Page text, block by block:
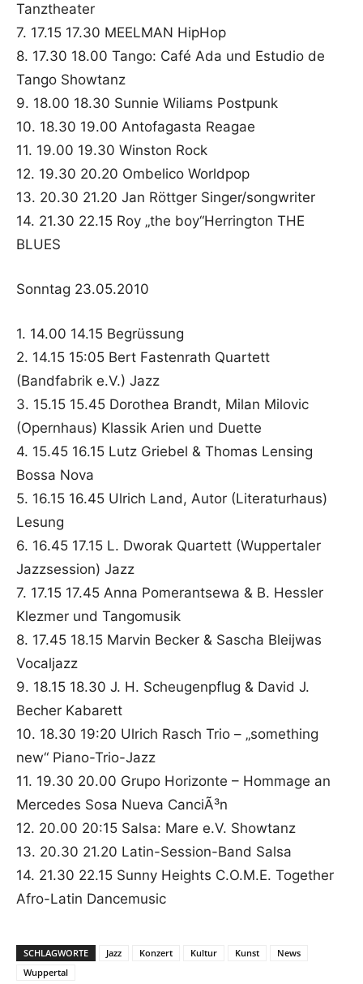
Tanztheater
7. 17.15 17.30 MEELMAN HipHop
8. 17.30 18.00 Tango: Café Ada und Estudio de
Tango Showtanz
9. 18.00 18.30 Sunnie Wiliams Postpunk
10. 18.30 19.00 Antofagasta Reagae
11. 19.00 19.30 Winston Rock
12. 19.30 20.20 Ombelico Worldpop
13. 20.30 21.20 Jan Röttger Singer/songwriter
14. 21.30 22.15 Roy „the boy“Herrington THE
BLUES
Sonntag 23.05.2010
1. 14.00 14.15 Begrüssung
2. 14.15 15:05 Bert Fastenrath Quartett
(Bandfabrik e.V.) Jazz
3. 15.15 15.45 Dorothea Brandt, Milan Milovic
(Opernhaus) Klassik Arien und Duette
4. 15.45 16.15 Lutz Griebel & Thomas Lensing
Bossa Nova
5. 16.15 16.45 Ulrich Land, Autor (Literaturhaus)
Lesung
6. 16.45 17.15 L. Dworak Quartett (Wuppertaler
Jazzsession) Jazz
7. 17.15 17.45 Anna Pomerantsewa & B. Hessler
Klezmer und Tangomusik
8. 17.45 18.15 Marvin Becker & Sascha Bleijwas
Vocaljazz
9. 18.15 18.30 J. H. Scheugenpflug & David J.
Becher Kabarett
10. 18.30 19:20 Ulrich Rasch Trio – „something
new“ Piano-Trio-Jazz
11. 19.30 20.00 Grupo Horizonte – Hommage an
Mercedes Sosa Nueva CanciÃ³n
12. 20.00 20:15 Salsa: Mare e.V. Showtanz
13. 20.30 21.20 Latin-Session-Band Salsa
14. 21.30 22.15 Sunny Heights C.O.M.E. Together
Afro-Latin Dancemusic
SCHLAGWORTE Jazz Konzert Kultur Kunst
News
Wuppertal